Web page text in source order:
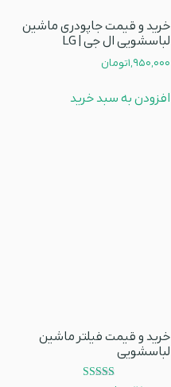
خرید و قیمت جاپودری ماشین
لباسشویی ال جی | LG
1,950,000تومان
افزودن به سبد خرید
خرید و قیمت فیلتر ماشین
لباسشویی